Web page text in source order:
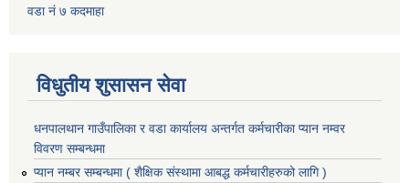
वडा नं ७ कदमाहा
विधुतीय शुसासन सेवा
धनपालथान गाउँपालिका र वडा कार्यालय अन्तर्गत कर्मचारीका प्यान नम्वर
विवरण सम्बन्धमा
प्यान नम्बर सम्बन्धमा ( शैक्षिक संस्थामा आबद्ध कर्मचारीहरुको लागि )